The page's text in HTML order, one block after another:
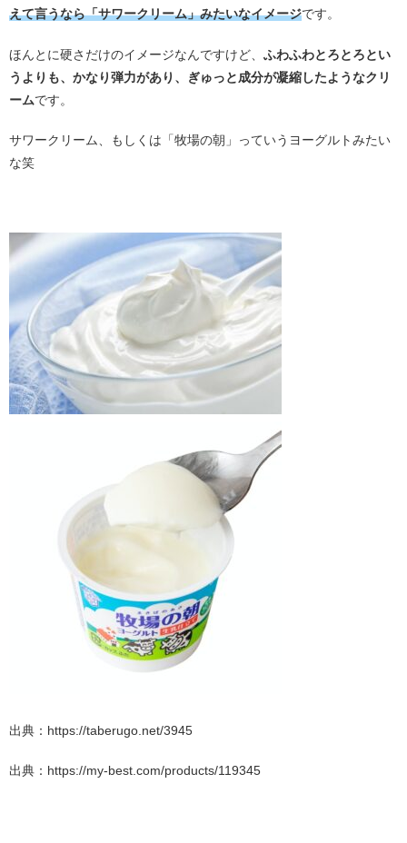
えて言うなら「サワークリーム」みたいなイメージです。
ほんとに硬さだけのイメージなんですけど、 ふわふわとろとろとい
うよりも、かなり弾力があり、ぎゅっと成分が凝縮したようなクリ
ームです。
サワークリーム、もしくは「牧場の朝」っていうヨーグルトみたい
な笑
出典：https://taberugo.net/3945
出典：https://my-best.com/products/119345